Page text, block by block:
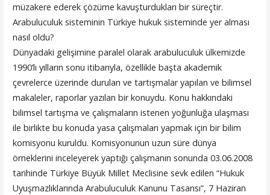
müzakere ederek çözüme kavuşturdukları bir süreçtir.
Arabuluculuk sisteminin Türkiye hukuk sisteminde yer alması
nasıl oldu?
Dünyadaki gelişimine paralel olarak arabuluculuk ülkemizde
1990’lı yılların sonu itibarıyla, özellikle başta akademik
çevrelerce üzerinde durulan ve tartışmalar yapılan ve bilimsel
makaleler, raporlar yazılan bir konuydu. Konu hakkındaki
bilimsel tartışma ve çalışmaların istenen yoğunluğa ulaşması
ile birlikte bu konuda yasa çalışmaları yapmak için bir bilim
komisyonu kuruldu. Komisyonunun uzun süre dünya
örneklerini inceleyerek yaptığı çalışmanın sonunda 03.06.2008
tarihinde Türkiye Büyük Millet Meclisine sevk edilen “Hukuk
Uyuşmazlıklarında Arabuluculuk Kanunu Tasarısı”, 7 Haziran